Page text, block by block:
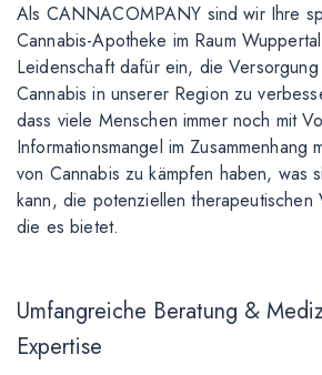
Als CANNACOMPANY sind wir Ihre
Cannabis-Apotheke im Raum
Leidenschaft dafür ein, die Versorgung
Cannabis in unserer Region zu
dass viele Menschen immer noch mit
Informationsmangel im Zusammenhang
von Cannabis zu kämpfen haben, was
kann, die potenziellen therapeutischen
die es bietet.
Umfangreiche Beratung &
Expertise